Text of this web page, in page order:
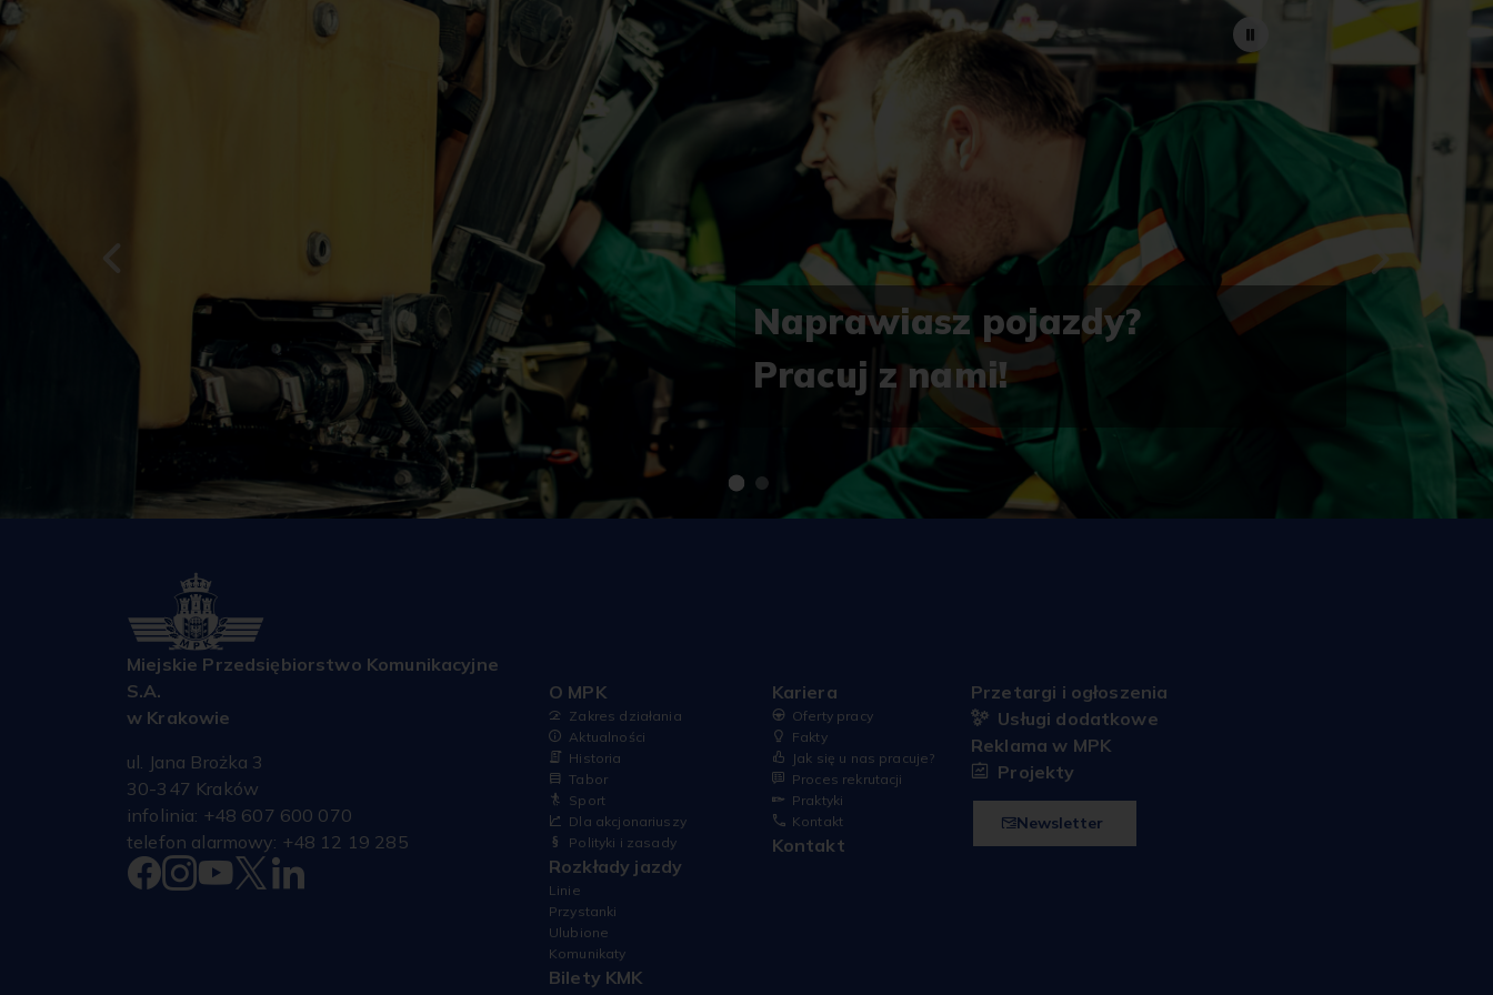
123, 124, 158, 304 i 434.
Naprawiasz pojazdy?
Pracuj z nami!
Miejskie Przedsiębiorstwo Komunikacyjne
S.A.
w Krakowie
ul. Jana Brożka 3
30-347 Kraków
infolinia: +48 607 600 070
telefon alarmowy: +48 12 19 285
O MPK
Zakres działania
Aktualności
Historia
Tabor
Sport
Dla akcjonariuszy
Polityki i zasady
Rozkłady jazdy
Linie
Przystanki
Ulubione
Komunikaty
Bilety KMK
Kariera
Oferty pracy
Fakty
Jak się u nas pracuje?
Proces rekrutacji
Praktyki
Kontakt
Kontakt
Przetargi i ogłoszenia
Usługi dodatkowe
Reklama w MPK
Projekty
Newsletter